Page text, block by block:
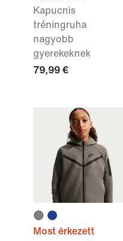
Kapucnis
tréningruha
nagyobb
gyerekeknek
79,99 €
Most érkezett